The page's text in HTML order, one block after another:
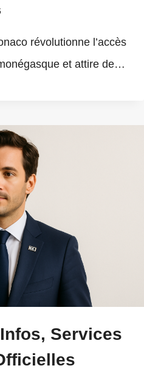
révolutionne l’accès
et attire de…
Services